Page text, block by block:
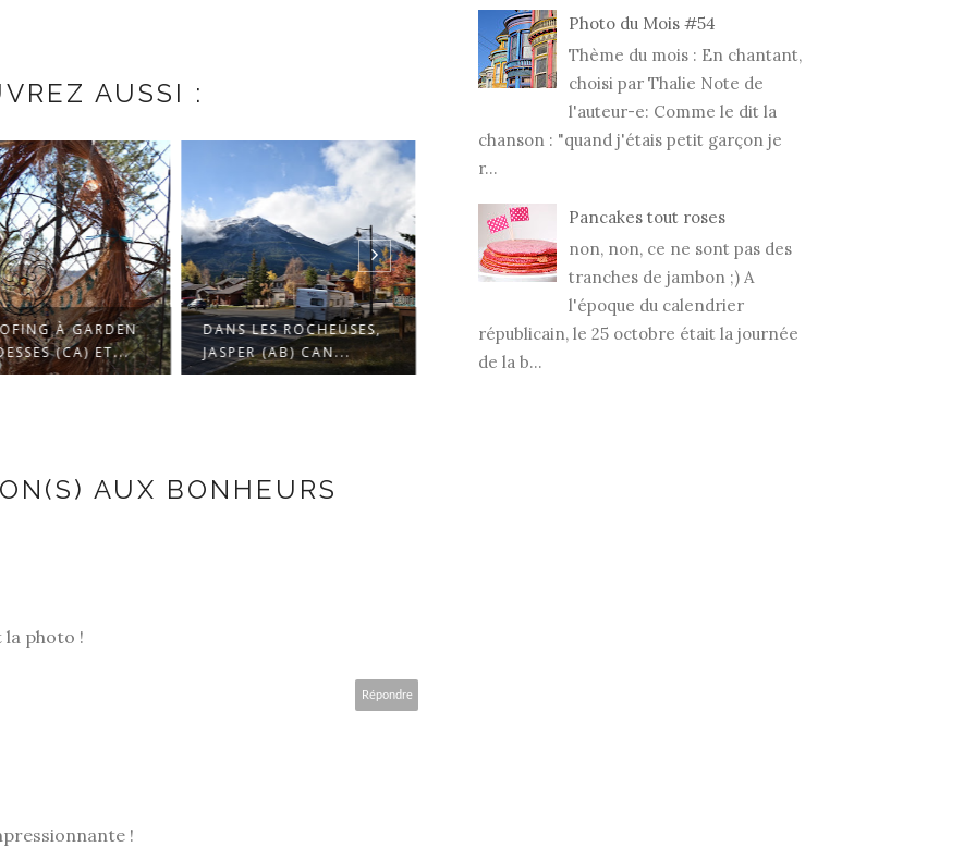
AUSSI :
À GARDEN
(CA) ET...
DANS LES ROCHEUSES,
JASPER (AB) CAN...
UNE JOURNÉE À
CALGARY (AB) CANADA
FOOTHILLS N°31 (AB)
AUX BONHEURS
photo !
Répondre
!
Photo du Mois #54
Thème du mois : En chantant,
choisi par Thalie Note de
l'auteur-e: Comme le dit la
chanson : "quand j'étais petit garçon je
r...
Pancakes tout roses
non, non, ce ne sont pas des
tranches de jambon ;) A
l'époque du calendrier
républicain, le 25 octobre était la journée
de la b...